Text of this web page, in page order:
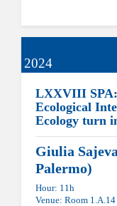
2024
LXXVIII
Ecological
Ecology turn
Giulia
Palermo)
Hour: 11h
Venue: Room